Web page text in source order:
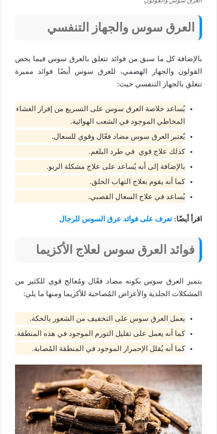
العرق سوس والجهاز التنفسي
بالإضافة كل ما سبق من فوائد تتعلق بالعرق سوس فيما يخص
القولون والجهاز الهضمي، للعرق سوس أيضًا فوائد مميزة
تتعلق بالجهاز التنفسي حيث:
يُساعد خلاصة العرق سوس على التسريع من إفراز الغشاء
المخاطي الموجود في الشعب الهوائية.
يُعتبر العرق سوس مضاد فعّال وقوي للسعال.
كذلك علاج قوي في طرد البلغم.
بالإضافة إلى أنه يُساعد على علاج مشكلة الربو.
كما أنه يقوم بعلاج التهاب الحلق.
يُساعد في علاج السعال القصبي.
اقرأ أيضًا:تعرف على فوائد عرق السوس للرجال
فوائد العرق سوس لعلاج الأكزيما
يتميز العرق سوس بكونه مضاد فعّال ومُعالج قوي للكثير من
المشكلات الجلدية والأعراض المُصاحبة للأكزيما ومنها ما يلي:
يعمل العرق سوس على التخفيف من الشعور بالحكة.
كما أنه يعمل على تقليل التورم الموجود في هذه المنطقة.
كما أنه يُقلل الإحمرار الموجود في المنطقة المُصابة.